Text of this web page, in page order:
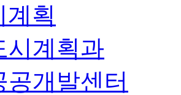
계획
시계획과
공개발센터